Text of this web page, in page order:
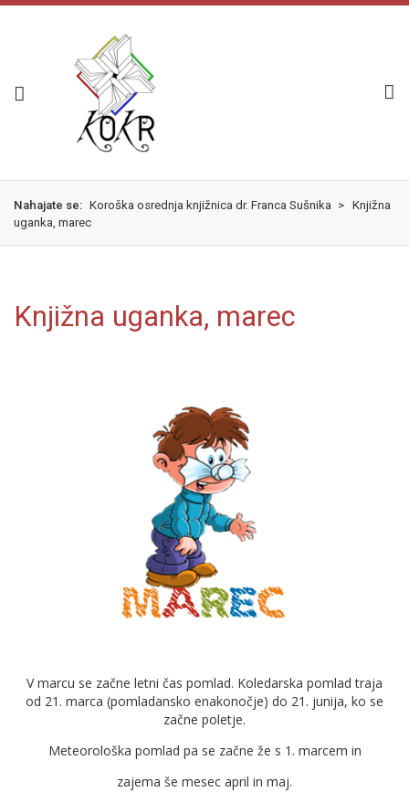
Nahajate se: Koroška osrednja knjižnica dr. Franca Sušnika > Knjižna
uganka, marec
Knjižna uganka, marec
V marcu se začne letni čas pomlad. Koledarska pomlad traja
od 21. marca (pomladansko enakonočje) do 21. junija, ko se
začne poletje.
Meteorološka pomlad pa se začne že s 1. marcem in
zajema še mesec april in maj.